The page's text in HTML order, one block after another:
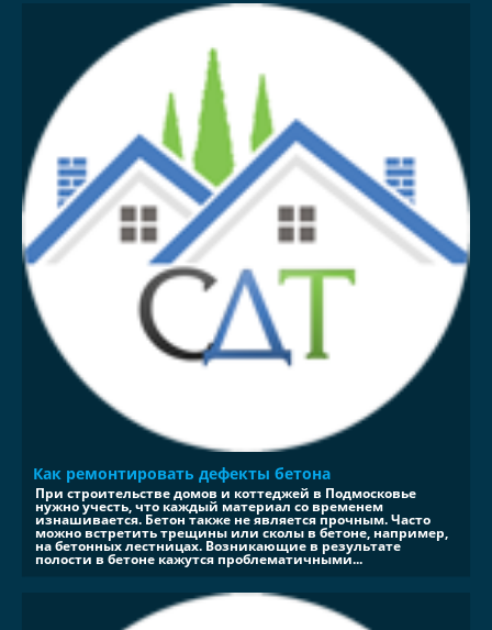
Как ремонтировать дефекты бетона
При строительстве домов и коттеджей в Подмосковье
нужно учесть, что каждый материал со временем
изнашивается. Бетон также не является прочным. Часто
можно встретить трещины или сколы в бетоне, например,
на бетонных лестницах. Возникающие в результате
полости в бетоне кажутся проблематичными...